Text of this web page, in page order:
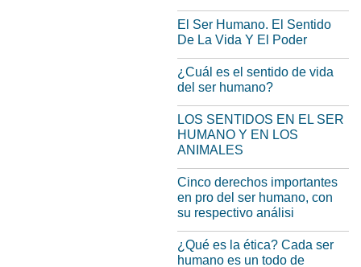
El Ser Humano. El Sentido
De La Vida Y El Poder
¿Cuál es el sentido de vida
del ser humano?
LOS SENTIDOS EN EL SER
HUMANO Y EN LOS
ANIMALES
Cinco derechos importantes
en pro del ser humano, con
su respectivo análisi
¿Qué es la ética? Cada ser
humano es un todo de